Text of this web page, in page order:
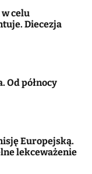
celu
Diecezja
Od północy
Europejską.
lekceważenie